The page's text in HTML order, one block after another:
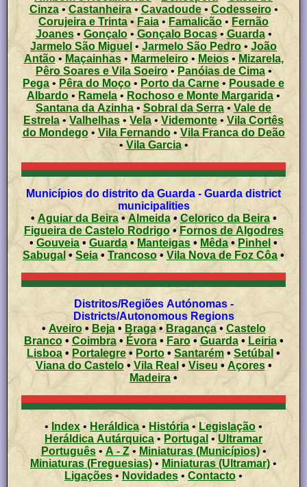
Cinza •Castanheira• Cavadoude•Codesseiro•
Corujeira e Trinta• Faia• Famalicão • Fernão
Joanes• Gonçalo• Gonçalo Bocas• Guarda•
Jarmelo São Miguel • Jarmelo São Pedro • João
Antão• Maçainhas• Marmeleiro • Meios• Mizarela,
Pêro Soares e Vila Soeiro • Panóias de Cima•
Pega • Pêra do Moço • Porto da Carne • Pousade e
Albardo •Ramela • Rochoso e Monte Margarida •
Santana da Azinha • Sobral da Serra • Vale de
Estrela• Valhelhas • Vela •Videmonte• Vila Cortês
do Mondego• Vila Fernando• Vila Franca do Deão
•Vila Garcia •
Municípios do distrito da Guarda - Guarda district
municipalities
• Aguiar da Beira•Almeida•Celorico da Beira•
Figueira de Castelo Rodrigo•Fornos de Algodres
• Gouveia• Guarda •Manteigas • Mêda• Pinhel •
Sabugal • Seia • Trancoso• Vila Nova de Foz Côa •
Distritos/Regiões Autónomas -
Districts/Autonomous Regions
• Aveiro• Beja• Braga•Bragança• Castelo
Branco• Coimbra• Évora• Faro• Guarda• Leiria•
Lisboa • Portalegre• Porto • Santarém • Setúbal •
Viana do Castelo• Vila Real • Viseu• Açores •
Madeira •
• Index• Heráldica• História • Legislação •
Heráldica Autárquica • Portugal •Ultramar
Português• A - Z• Miniaturas (Municípios)•
Miniaturas (Freguesias) • Miniaturas (Ultramar)•
Ligações• Novidades • Contacto •